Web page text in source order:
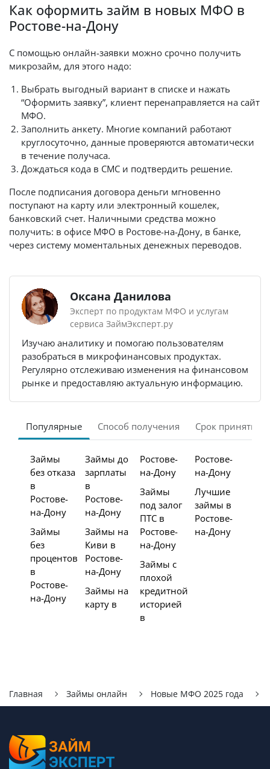
Как оформить займ в новых МФО в
Ростове-на-Дону
С помощью онлайн-заявки можно срочно получить
микрозайм, для этого надо:
Выбрать выгодный вариант в списке и нажать
“Оформить заявку”, клиент перенаправляется на сайт
МФО.
Заполнить анкету. Многие компаний работают
круглосуточно, данные проверяются автоматически
в течение получаса.
Дождаться кода в СМС и подтвердить решение.
После подписания договора деньги мгновенно
поступают на карту или электронный кошелек,
банковский счет. Наличными средства можно
получить: в офисе МФО в Ростове-на-Дону, в банке,
через систему моментальных денежных переводов.
Оксана Данилова
Эксперт по продуктам МФО и услугам
сервиса ЗаймЭксперт.ру
Изучаю аналитику и помогаю пользователям
разобраться в микрофинансовых продуктах.
Регулярно отслеживаю изменения на финансовом
рынке и предоставляю актуальную информацию.
Популярные Способ получения Срок принятия
Займы
без отказа
в
Ростове-
на-Дону
Займы
без
процентов
в
Ростове-
на-Дону
Займы до
зарплаты
в
Ростове-
на-Дону
Займы на
Киви в
Ростове-
на-Дону
Займы на
карту в
Ростове-
на-Дону
Займы
под залог
ПТС в
Ростове-
на-Дону
Займы с
плохой
кредитной
историей
в
Ростове-
на-Дону
Лучшие
займы в
Ростове-
на-Дону
Главная Займы онлайн Новые МФО 2025 года